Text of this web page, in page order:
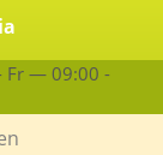
Fr — 09:00 -